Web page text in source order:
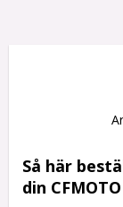
Så här
din CFMOTO